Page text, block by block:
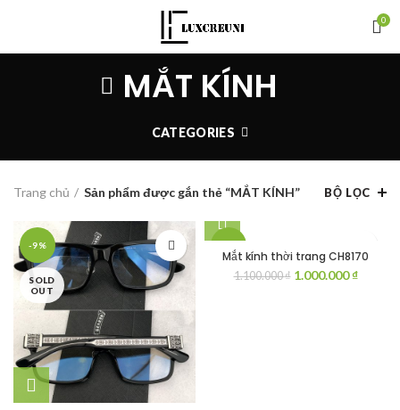
0
MẮT KÍNH
CATEGORIES
Trang chủ Sản phẩm được gắn thẻ “MẮT KÍNH” BỘ LỌC
-9%
SOLD
OUT
SOLD
Mắt kính thời trang CH8170
1.100.000₫ Giá
1.000.000₫Giá